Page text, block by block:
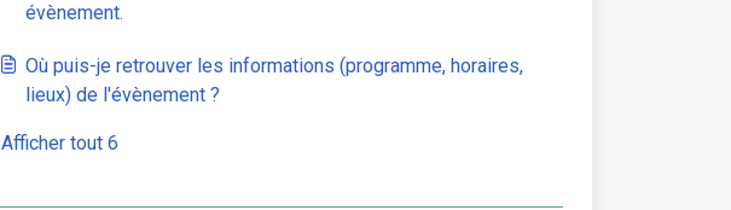
évènement.
Où puis-je retrouver les informations (programme, horaires,
lieux) de l'évènement ?
Afficher tout 6